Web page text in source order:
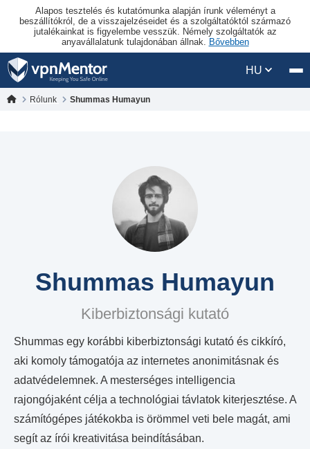
Alapos tesztelés és kutatómunka alapján írunk véleményt a
beszállítókról, de a visszajelzéseidet és a szolgáltatóktól származó
jutalékainkat is figyelembe vesszük. Némely szolgáltatók az
anyavállalatunk tulajdonában állnak. Bővebben
HU
Rólunk Shummas Humayun
Shummas Humayun
Kiberbiztonsági kutató
Shummas egy korábbi kiberbiztonsági kutató és cikkíró,
aki komoly támogatója az internetes anonimitásnak és
adatvédelemnek. A mesterséges intelligencia
rajongójaként célja a technológiai távlatok kiterjesztése. A
számítógépes játékokba is örömmel veti bele magát, ami
segít az írói kreativitása beindításában.